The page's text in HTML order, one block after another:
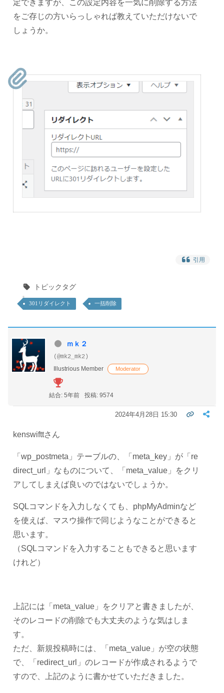
定できますが、この設定内容を一気に削除する方法
をご存じの方いらっしゃれば教えていただけないで
しょうか。
引用
トピックタグ
301リダイレクト 一括削除
ｍｋ２
(@mk2_mk2)
Illustrious Member
Moderator
結合: 5年前 投稿: 9574
2024年4月28日 15:30
kenswifttさん
「wp_postmeta」テーブルの、「meta_key」が「re
direct_url」なものについて、「meta_value」をクリ
アしてしまえば良いのではないでしょうか。
SQLコマンドを入力しなくても、phpMyAdminなど
を使えば、マスウ操作で同じようなことができると
思います。
（SQLコマンドを入力することもできると思います
けれど）
上記には「meta_value」をクリアと書きましたが、
そのレコードの削除でも大丈夫のような気はしま
す。
ただ、新規投稿時には、「meta_value」が空の状態
で、「redirect_url」のレコードが作成されるようで
すので、上記のように書かせていただきました。